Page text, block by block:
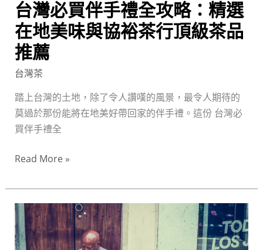
台灣必買伴手禮全攻略：精選
在地美味與協裕茶行頂級茶品
推薦
台灣茶
踏上台灣的土地，除了令人讚嘆的風景，最令人期待的
莫過於那份能將在地美好帶回家的伴手禮。這份 台灣必
買伴手禮全
在
地
美
味
與
裕
茶
行
級
推
薦
Read More »
台
灣
農